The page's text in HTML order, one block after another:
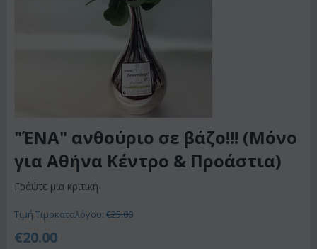
"ΈΝΑ" ανθούριο σε βάζο!!! (Μόνο
για Αθήνα Κέντρο & Προάστια)
Γράψτε μια κριτική
Τιμή Τιμοκαταλόγου: €25.00
€20.00